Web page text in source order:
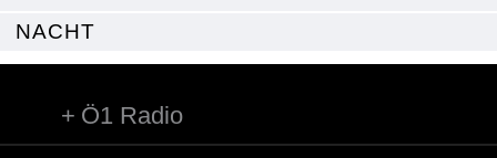
NACHT
Ö1 Radio